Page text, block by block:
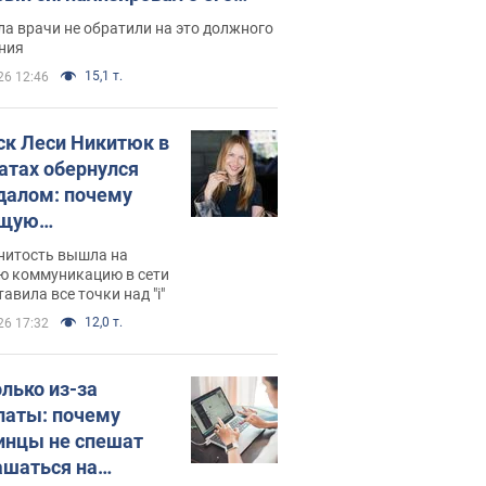
раке
врачи не обратили на это должного
12:46 15,1 т.
Леси Никитюк в
обернулся
почему
вышла на
коммуникацию в сети
все точки над "i"
17:32 12,0 т.
из-за
почему
не спешат
на